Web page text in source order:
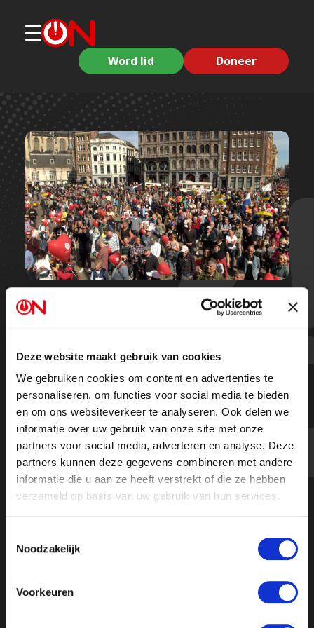
Deze website maakt gebruik van cookies
We gebruiken cookies om content en advertenties te
personaliseren, om functies voor social media te bieden
en om ons websiteverkeer te analyseren. Ook delen we
informatie over uw gebruik van onze site met onze
partners voor social media, adverteren en analyse. Deze
partners kunnen deze gegevens combineren met andere
informatie die u aan ze heeft verstrekt of die ze hebben
verzameld op basis van uw gebruik van hun services.
Noodzakelijk
Voorkeuren
Word lid Doneer
Korte clips
Demonstratie tegen Great Reset: 'Er
komt een enorme totalitaire staat
op ons af'
https://youtu.be/jHLsvsjdGxQ